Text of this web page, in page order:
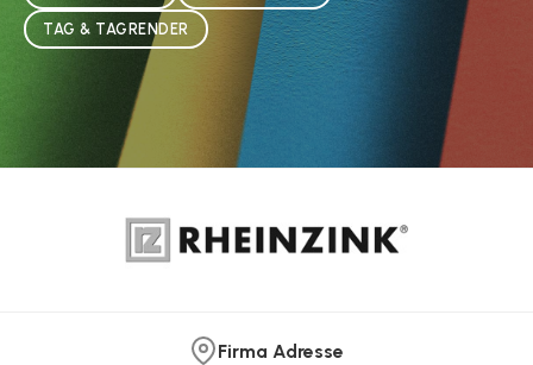
TAG & TAGRENDER
Firma Adresse